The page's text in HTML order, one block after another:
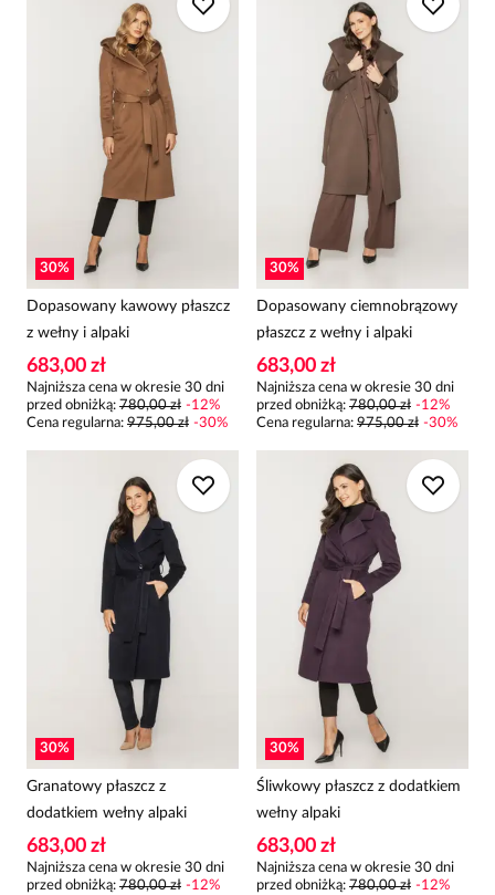
30%
Dopasowany kawowy płaszcz
z wełny i alpaki
683,00 zł
Najniższa cena w okresie 30 dni
przed obniżką: 780,00 zł -12%
Cena regularna: 975,00 zł -30%
30%
Dopasowany ciemnobrązowy
płaszcz z wełny i alpaki
683,00 zł
Najniższa cena w okresie 30 dni
przed obniżką: 780,00 zł -12%
Cena regularna: 975,00 zł -30%
30%
Granatowy płaszcz z
dodatkiem wełny alpaki
683,00 zł
Najniższa cena w okresie 30 dni
przed obniżką: 780,00 zł -12%
30%
Śliwkowy płaszcz z dodatkiem
wełny alpaki
683,00 zł
Najniższa cena w okresie 30 dni
przed obniżką: 780,00 zł -12%